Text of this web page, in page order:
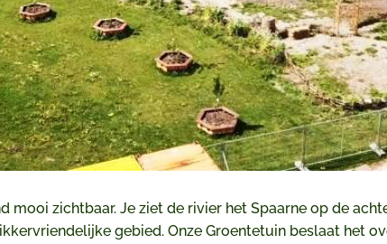
mooi zichtbaar. Je ziet de rivier het Spaarne op de
gebied. Onze Groentetuin beslaat het